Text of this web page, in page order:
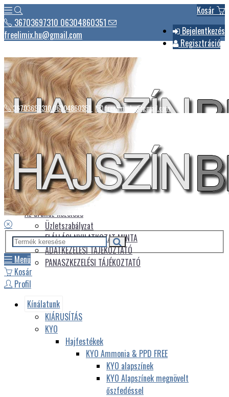
Kosár
Bejelentkezés
Regisztráció
36703697310 06304860351
freelimix.hu@gmail.com
Hírek
Csomagautomaták listája
Üdvözlet
Az áruház kezelése
Üzletszabályzat
ELÁLLÁSI NYILATKOZAT MINTA
ADATKEZELÉSI TÁJÉKOZTATÓ
PANASZKEZELÉSI TÁJÉKOZTATÓ
36703697310 06304860351 freelimix.hu@gmail.com
Menü
Kosár
Profil
Kínálatunk
KIÁRUSÍTÁS
KYO
Hajfestékek
KYO Ammonia & PPD FREE
KYO alapszínek
KYO Alapszínek megnövelt
őszfedéssel